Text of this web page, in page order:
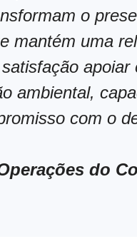
o
mantém uma
apoiar
ambiental,
com o
do